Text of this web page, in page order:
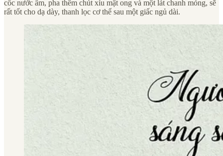
cốc nước ấm, pha thêm chút xíu mật ong và một lát chanh mỏng, sẽ
rất tốt cho dạ dày, thanh lọc cơ thể sau một giấc ngủ dài.